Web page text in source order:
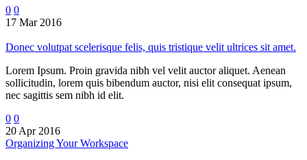
0 0
17 Mar 2016
Donec volutpat scelerisque felis, quis tristique velit ultrices sit amet.
Lorem Ipsum. Proin gravida nibh vel velit auctor aliquet. Aenean
sollicitudin, lorem quis bibendum auctor, nisi elit consequat ipsum,
nec sagittis sem nibh id elit.
0 0
20 Apr 2016
Organizing Your Workspace